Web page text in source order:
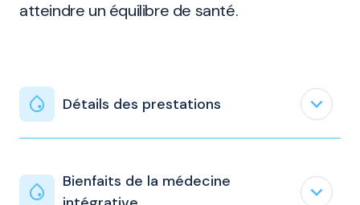
atteindre un équilibre de santé.
Détails des prestations expand_less
Bienfaits de la médecine
expand_less